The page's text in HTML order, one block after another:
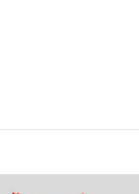
範圍內運用。關於